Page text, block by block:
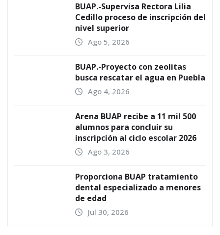
BUAP.-Supervisa Rectora Lilia
Cedillo proceso de inscripción del
nivel superior
Ago 5, 2026
BUAP.-Proyecto con zeolitas
busca rescatar el agua en Puebla
Ago 4, 2026
Arena BUAP recibe a 11 mil 500
alumnos para concluir su
inscripción al ciclo escolar 2026
Ago 3, 2026
Proporciona BUAP tratamiento
dental especializado a menores
de edad
Jul 30, 2026